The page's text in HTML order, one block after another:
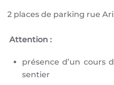
2 places de parking rue
Attention :
présence d’un cours
sentier